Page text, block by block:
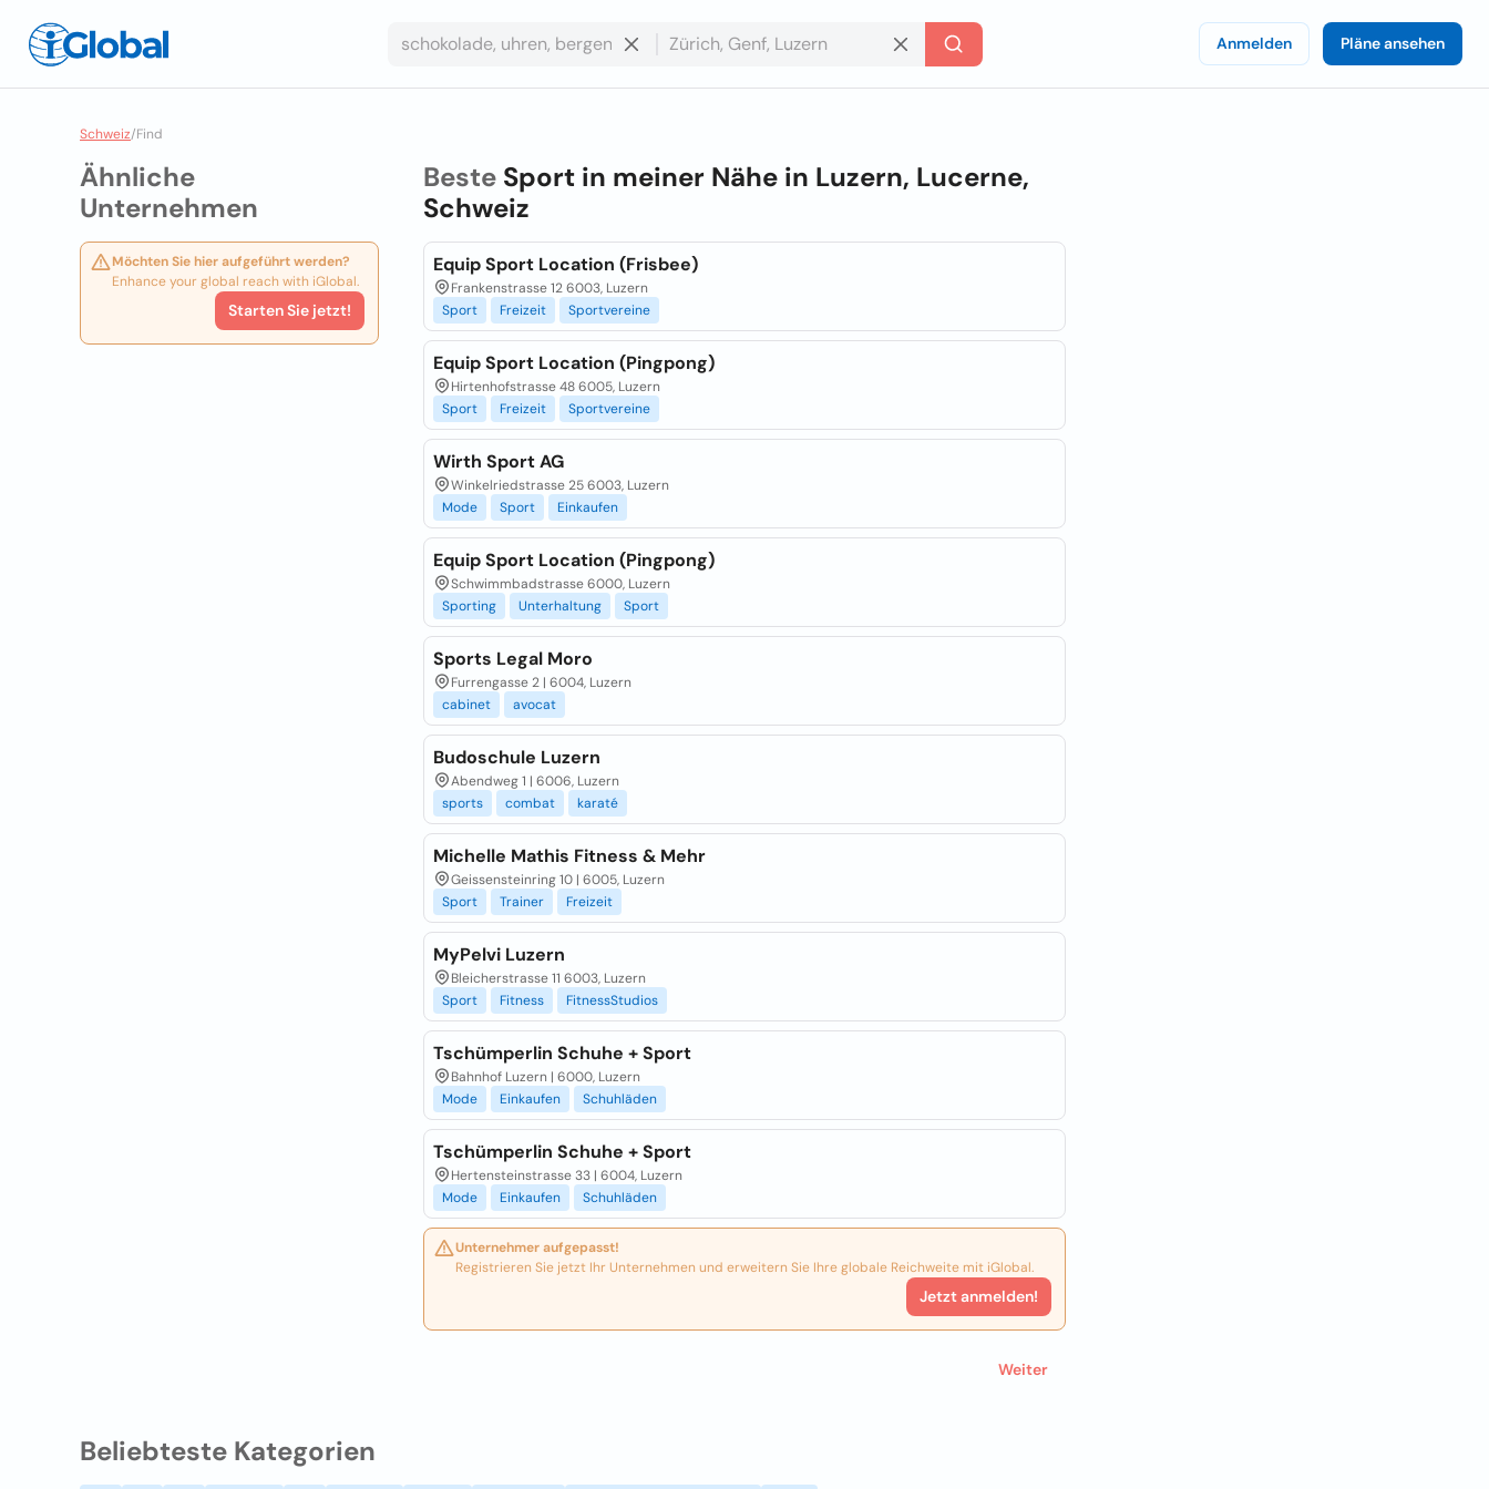
Anmelden Pläne ansehen
Schweiz/Find
Ähnliche
Unternehmen
Möchten Sie hier aufgeführt werden?
Enhance your global reach with iGlobal.
Starten Sie jetzt!
Beste Sport in meiner Nähe in Luzern, Lucerne,
Schweiz
Equip Sport Location (Frisbee)
Frankenstrasse 12 6003, Luzern
Sport
Freizeit Sportvereine
Equip Sport Location (Pingpong)
Hirtenhofstrasse 48 6005, Luzern
Sport
Freizeit Sportvereine
Wirth Sport AG
Winkelriedstrasse 25 6003, Luzern
Mode
Sport Einkaufen
Equip Sport Location (Pingpong)
Schwimmbadstrasse 6000, Luzern
Sporting
Unterhaltung Sport
Sports Legal Moro
Furrengasse 2 | 6004, Luzern
cabinet
avocat
Budoschule Luzern
Abendweg 1 | 6006, Luzern
sports
combat karaté
Michelle Mathis Fitness & Mehr
Geissensteinring 10 | 6005, Luzern
Sport
Trainer Freizeit
MyPelvi Luzern
Bleicherstrasse 11 6003, Luzern
Sport
Fitness FitnessStudios
Tschümperlin Schuhe + Sport
Bahnhof Luzern | 6000, Luzern
Mode
Einkaufen Schuhläden
Tschümperlin Schuhe + Sport
Hertensteinstrasse 33 | 6004, Luzern
Mode
Einkaufen Schuhläden
Unternehmer aufgepasst!
Registrieren Sie jetzt Ihr Unternehmen und erweitern Sie Ihre globale Reichweite mit iGlobal.
Jetzt anmelden!
Weiter
Beliebteste Kategorien